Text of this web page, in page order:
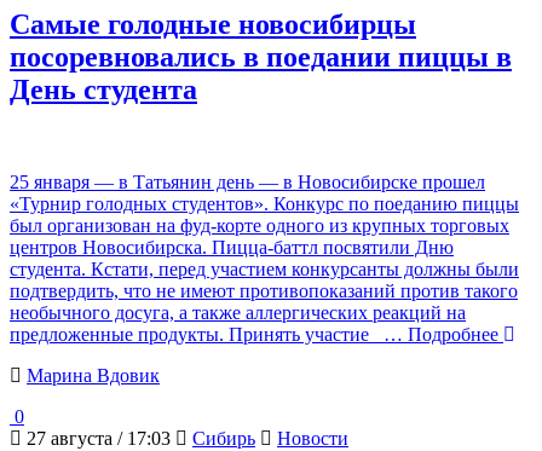
Самые голодные новосибирцы
посоревновались в поедании пиццы в
День студента
25 января — в Татьянин день — в Новосибирске прошел
«Турнир голодных студентов». Конкурс по поеданию пиццы
был организован на фуд-корте одного из крупных торговых
центров Новосибирска. Пицца-баттл посвятили Дню
студента. Кстати, перед участием конкурсанты должны были
подтвердить, что не имеют противопоказаний против такого
необычного досуга, а также аллергических реакций на
предложенные продукты. Принять участие
… Подробнее
Марина Вдовик
0
27 августа / 17:03
Сибирь Новости